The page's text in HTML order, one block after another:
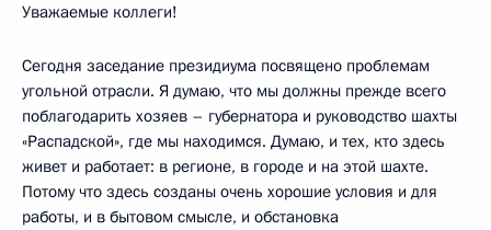
Уважаемые коллеги!
Сегодня заседание президиума посвящено проблемам
угольной отрасли. Я думаю, что мы должны прежде всего
поблагодарить хозяев – губернатора и руководство шахты
«Распадской», где мы находимся. Думаю, и тех, кто здесь
живет и работает: в регионе, в городе и на этой шахте.
Потому что здесь созданы очень хорошие условия и для
работы, и в бытовом смысле, и обстановка